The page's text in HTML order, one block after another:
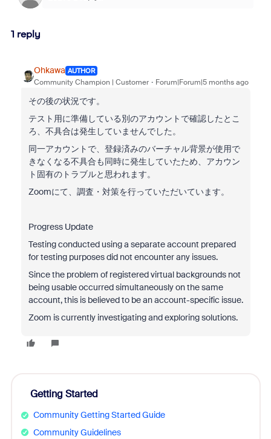
1 reply
Ohkawa AUTHOR
Community Champion | Customer Forum|Forum|5 months ago
その後の状況です。
テスト用に準備している別のアカウントで確認したとこ
ろ、不具合は発生していませんでした。
同一アカウントで、登録済みのバーチャル背景が使用で
きなくなる不具合も同時に発生していたため、アカウン
ト固有のトラブルと思われます。
Zoomにて、調査・対策を行っていただいています。
Progress Update
Testing conducted using a separate account prepared
for testing purposes did not encounter any issues.
Since the problem of registered virtual backgrounds not
being usable occurred simultaneously on the same
account, this is believed to be an account-specific issue.
Zoom is currently investigating and exploring solutions.
Getting Started
Community Getting Started Guide
Community Guidelines